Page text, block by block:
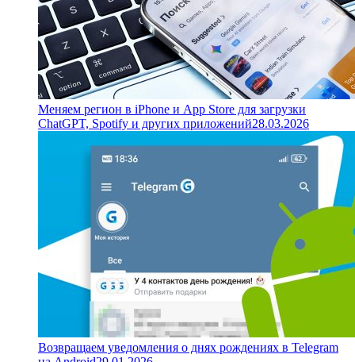
Меняем регион в iPhone и App Store для загрузки
ChatGPT, Spotify и других приложений28.03.2026
Возвращаем уведомления о днях рождениях в Telegram